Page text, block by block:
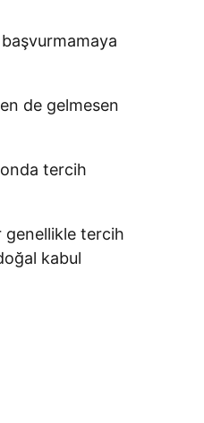
de gelmesen
tercih
genellikle tercih
kabul